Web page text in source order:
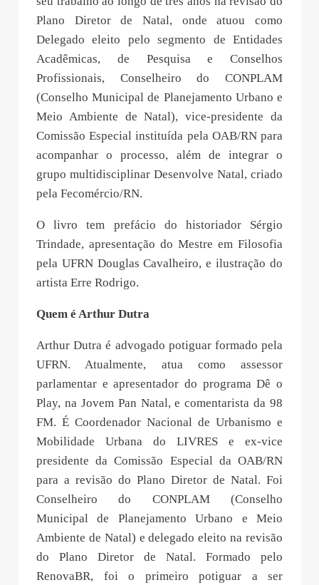
Plano Diretor de Natal, onde atuou como
Delegado eleito pelo segmento de Entidades
Acadêmicas, de Pesquisa e Conselhos
Profissionais, Conselheiro do CONPLAM
(Conselho Municipal de Planejamento Urbano e
Meio Ambiente de Natal), vice-presidente da
Comissão Especial instituída pela OAB/RN para
acompanhar o processo, além de integrar o
grupo multidisciplinar Desenvolve Natal, criado
pela Fecomércio/RN.
O livro tem prefácio do historiador Sérgio
Trindade, apresentação do Mestre em Filosofia
pela UFRN Douglas Cavalheiro, e ilustração do
artista Erre Rodrigo.
Quem é Arthur Dutra
Arthur Dutra é advogado potiguar formado pela
UFRN. Atualmente, atua como assessor
parlamentar e apresentador do programa Dê o
Play, na Jovem Pan Natal, e comentarista da 98
FM. É Coordenador Nacional de Urbanismo e
Mobilidade Urbana do LIVRES e ex-vice
presidente da Comissão Especial da OAB/RN
para a revisão do Plano Diretor de Natal. Foi
Conselheiro do CONPLAM (Conselho
Municipal de Planejamento Urbano e Meio
Ambiente de Natal) e delegado eleito na revisão
do Plano Diretor de Natal. Formado pelo
RenovaBR, foi o primeiro potiguar a ser